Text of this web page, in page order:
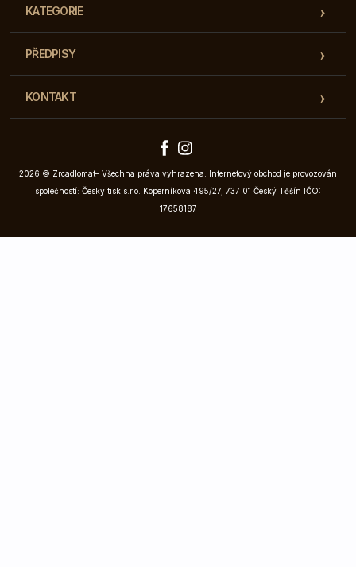
KATEGORIE
PŘEDPISY
KONTAKT
2026 © Zrcadlomat– Všechna práva vyhrazena. Internetový obchod je provozován
společností: Český tisk s.r.o. Koperníkova 495/27, 737 01 Český Těšín IČO:
17658187